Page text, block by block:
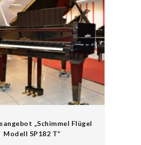
„Schimmel Flügel
Modell SP182 T“